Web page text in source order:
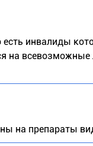
инвалиды
на
на препараты